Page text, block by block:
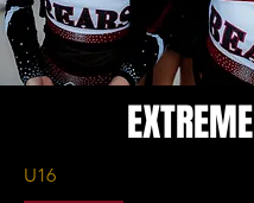
EXTREME
U16